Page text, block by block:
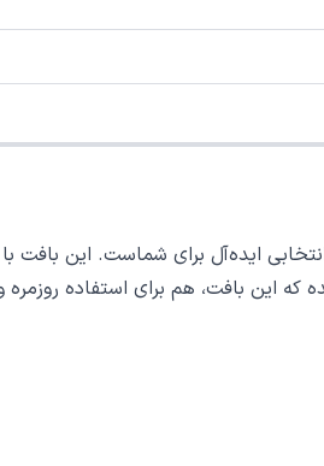
ایده‌آل برای شماست. این بافت با
بافت، هم برای استفاده روزمره